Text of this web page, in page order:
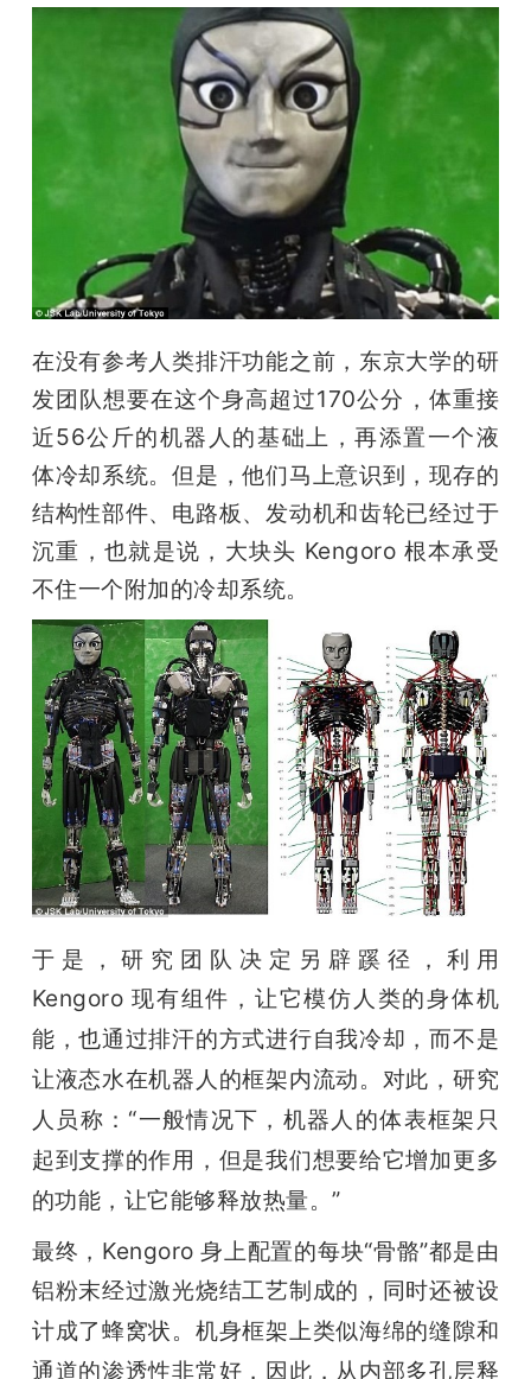
在没有参考人类排汗功能之前，东京大学的研
发团队想要在这个身高超过170公分，体重接
近56公斤的机器人的基础上，再添置一个液
体冷却系统。但是，他们马上意识到，现存的
结构性部件、电路板、发动机和齿轮已经过于
沉重，也就是说，大块头 Kengoro 根本承受
不住一个附加的冷却系统。
于是，研究团队决定 另辟蹊径， 利 用
Kengoro 现有组件， 让它模仿人类的身体机
能，也通过排汗的方式进行自我冷却，而不是
让液态水在机器人的框架内流动。对此，研究
人员称：“一般情况下，机器人的体表框架只
起到支撑的作用，但是我们想要给它增加更多
的功能，让它能够释放热量。”
最终，Kengoro 身上配置的每块“骨骼”都是由
铝粉末经过激光烧结工艺制成的，同时还被设
计成了蜂窝状。机身框架上类似海绵的缝隙和
通道的渗透性非常好，因此，从内部多孔层释